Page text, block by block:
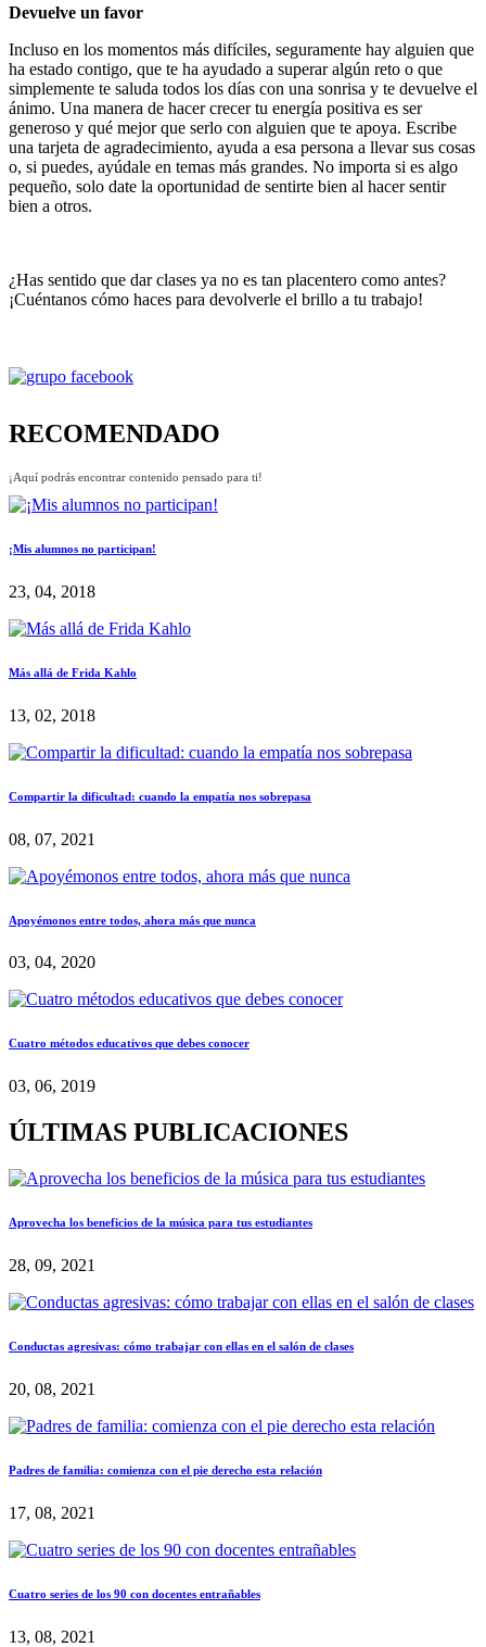
Devuelve un favor
Incluso en los momentos más difíciles, seguramente hay alguien que
ha estado contigo, que te ha ayudado a superar algún reto o que
simplemente te saluda todos los días con una sonrisa y te devuelve el
ánimo. Una manera de hacer crecer tu energía positiva es ser
generoso y qué mejor que serlo con alguien que te apoya. Escribe
una tarjeta de agradecimiento, ayuda a esa persona a llevar sus cosas
o, si puedes, ayúdale en temas más grandes. No importa si es algo
pequeño, solo date la oportunidad de sentirte bien al hacer sentir
bien a otros.
¿Has sentido que dar clases ya no es tan placentero como antes?
¡Cuéntanos cómo haces para devolverle el brillo a tu trabajo!
RECOMENDADO
¡Aquí podrás encontrar contenido pensado para ti!
¡Mis alumnos no participan!
23, 04, 2018
Más allá de Frida Kahlo
13, 02, 2018
Compartir la dificultad: cuando la empatía nos sobrepasa
08, 07, 2021
Apoyémonos entre todos, ahora más que nunca
03, 04, 2020
Cuatro métodos educativos que debes conocer
03, 06, 2019
ÚLTIMAS PUBLICACIONES
Aprovecha los beneficios de la música para tus estudiantes
28, 09, 2021
Conductas agresivas: cómo trabajar con ellas en el salón de clases
20, 08, 2021
Padres de familia: comienza con el pie derecho esta relación
17, 08, 2021
Cuatro series de los 90 con docentes entrañables
13, 08, 2021